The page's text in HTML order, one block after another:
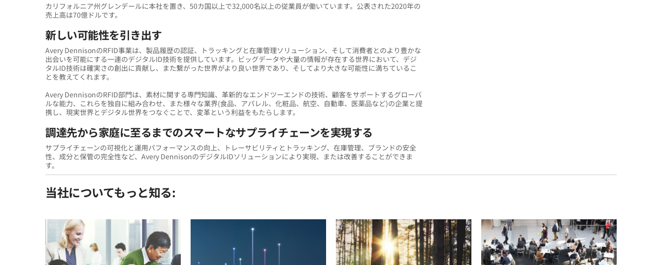
カリフォルニア州グレンデールに本社を置き、50カ国以上で32,000名以上の従業員が働いています。公表された2020年の
売上高は70億ドルです。
新しい可能性を引き出す
Avery DennisonのRFID事業は、製品履歴の認証、トラッキングと在庫管理ソリューション、そして消費者とのより豊かな
出会いを可能にする一連のデジタルID技術を提供しています。ビッグデータや大量の情報が存在する世界において、デジ
タルID技術は確実さの創出に貢献し、また繋がった世界がより良い世界であり、そしてより大きな可能性に満ちているこ
とを教えてくれます。
Avery DennisonのRFID部門は、素材に関する専門知識、革新的なエンドツーエンドの技術、顧客をサポートするグローバ
ルな能力、これらを独自に組み合わせ、また様々な業界(食品、アパレル、化粧品、航空、自動車、医薬品など)の企業と提
携し、現実世界とデジタル世界をつなぐことで、変革という利益をもたらします。
調達先から家庭に至るまでのスマートなサプライチェーンを実現する
サプライチェーンの可視化と運用パフォーマンスの向上、トレーサビリティとトラッキング、在庫管理、ブランドの安全
性、成分と保管の完全性など、Avery DennisonのデジタルIDソリューションにより実現、または改善することができま
す。
当社についてもっと知る: